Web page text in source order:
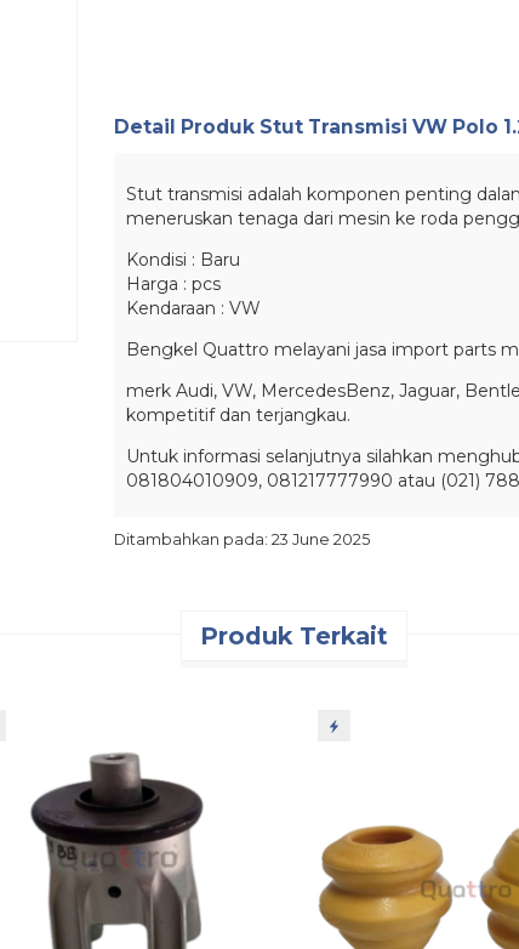
Detail Produk Stut Transmisi VW Polo
Stut transmisi adalah komponen penting
meneruskan tenaga dari mesin ke roda
Kondisi : Baru
Harga : pcs
Kendaraan : VW
Bengkel Quattro melayani jasa import parts
merk Audi, VW, MercedesBenz, Jaguar,
kompetitif dan terjangkau.
Untuk informasi selanjutnya silahkan
081804010909, 081217777990 atau (021)
Ditambahkan pada: 23 June 2025
Produk Terkait